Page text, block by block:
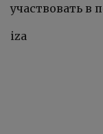
участвовать в
iza